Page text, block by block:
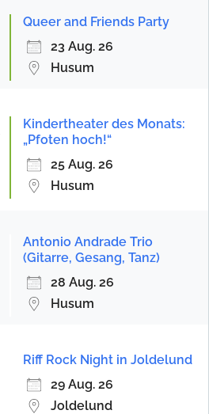
Queer and Friends Party
23 Aug. 26
Husum
Kindertheater des Monats:
„Pfoten hoch!“
25 Aug. 26
Husum
Antonio Andrade Trio
(Gitarre, Gesang, Tanz)
28 Aug. 26
Husum
Riff Rock Night in Joldelund
29 Aug. 26
Joldelund